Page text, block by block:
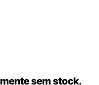
sem stock.